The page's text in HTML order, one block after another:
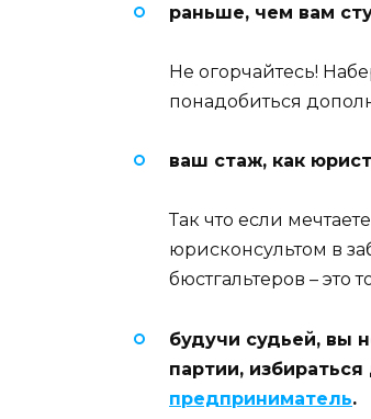
раньше, чем вам
Не огорчайтесь!
понадобиться
ваш стаж, как
Так что если
юрисконсультом в
бюстгальтеров – это
будучи судьей, вы
партии,
предприниматель.